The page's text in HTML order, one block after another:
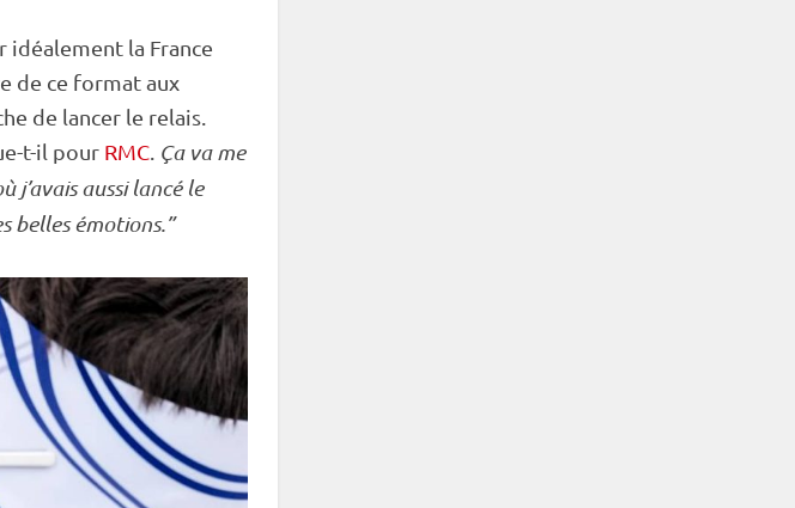
idéalement la France
de ce format aux
de lancer le relais
t-il pour RMC Ça va me
j’avais aussi lancé le
belles émotions.”